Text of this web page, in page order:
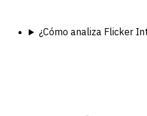
¿Cómo analiza Flicker